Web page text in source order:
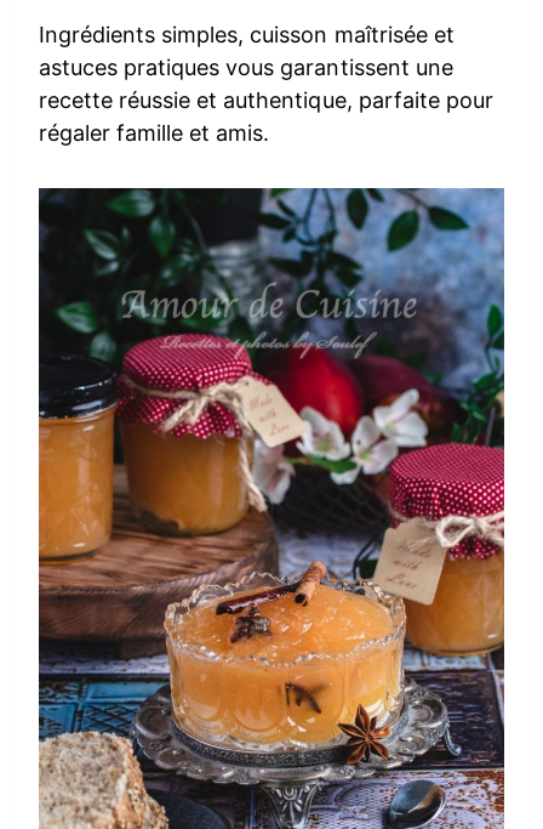
Ingrédients simples, cuisson maîtrisée et
astuces pratiques vous garantissent une
recette réussie et authentique, parfaite pour
régaler famille et amis.